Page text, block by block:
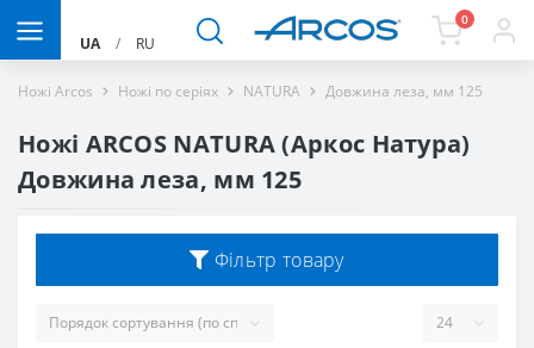
UA / RU
0
Ножі Arcos Ножі по серіях NATURA Довжина леза, мм 125
Ножі ARCOS NATURA (Аркос Натура)
Довжина леза, мм 125
Фільтр товару